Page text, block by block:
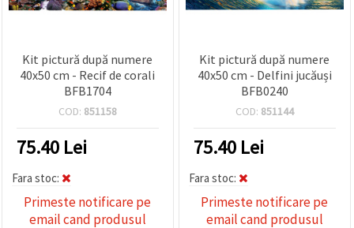
Kit pictură după numere
40x50 cm - Recif de corali
BFB1704
COD: 851158
75.40 Lei
Fara stoc:
Primeste notificare pe
email cand produsul
Kit pictură după numere
40x50 cm - Delfini jucăuși
BFB0240
COD: 851144
75.40 Lei
Fara stoc:
Primeste notificare pe
email cand produsul